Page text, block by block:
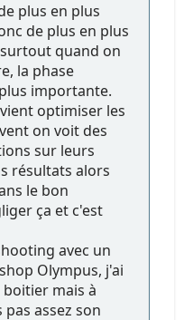
plus en plus
de plus en plus
quand on
la phase
importante.
optimiser les
on voit des
sur leurs
résultats alors
le bon
ça et c'est
avec un
Olympus, j'ai
mais à
assez son